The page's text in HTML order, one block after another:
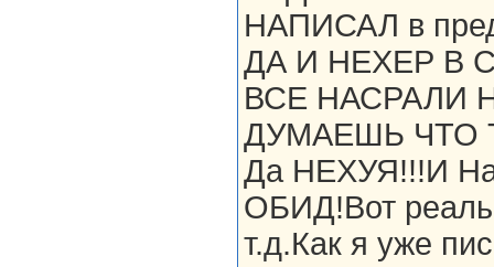
НАПИСАЛ в
ДА И НЕХЕР В
ВСЕ НАСРАЛИ
ДУМАЕШЬ ЧТО
Да НЕХУЯ!!!И На
ОБИД!Вот
т.д.Как я уже